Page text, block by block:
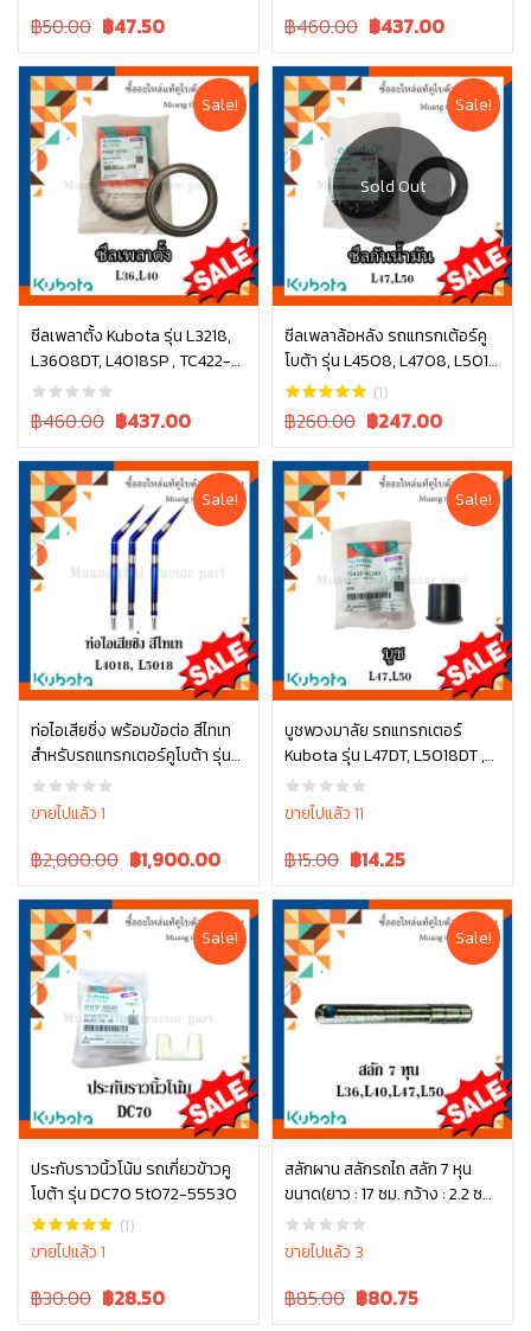
Original
was:
฿50.00.
฿50.00 Current
is:
฿50.00.
฿47.50
Original
was:
฿460.00.
฿460.00 Current
is:
฿460.00.
฿437.00
Sale!
ซีลเพลาตั้ง Kubota รุ่น L3218,
L3608DT, L4018SP , TC422-
13152
Original
was:
฿460.00.
฿460.00 Current
is:
฿460.00.
฿437.00
หยิบใส่ตะกร้า
Sale!
ซีลเพลาล้อหลัง รถแทรกเต้อร์คู
โบต้า รุ่น L4508, L4708, L5018
, TC403-27560
(1)
Original
was:
฿260.00.
฿260.00 Current
is:
฿260.00.
฿247.00
อ่านเพิ่ม
Sale!
ท่อไอเสียซิ่ง พร้อมข้อต่อ สีไทเท
สำหรับรถแทรกเตอร์คูโบต้า รุ่น
L4018 / L5018
ขายไปแล้ว 1
Original
was:
฿2,000.00.
฿2,000.00 Current
is:
฿2,000.00.
฿1,900.00
หยิบใส่ตะกร้า
Sale!
บูชพวงมาลัย รถแทรกเตอร์
Kubota รุ่น L47DT, L5018DT ,
TC432-41340
ขายไปแล้ว 11
Original
was:
฿15.00.
฿15.00 Current
is:
฿15.00.
฿14.25
หยิบใส่ตะกร้า
Sale!
ประกับราวนิ้วโน้ม รถเกี่ยวข้าวคู
โบต้า รุ่น DC70 5t072-55530
(1)
ขายไปแล้ว 1
Original
฿30.00 Current
฿28.50
หยิบใส่ตะกร้า
Sale!
สลักผาน สลักรถไถ สลัก 7 หุน
ขนาด(ยาว : 17 ซม. กว้าง : 2.2 ซม.
) รุ่น L3608, L4018, L4708,
L5018
ขายไปแล้ว 3
Original
฿85.00 Current
฿80.75
หยิบใส่ตะกร้า